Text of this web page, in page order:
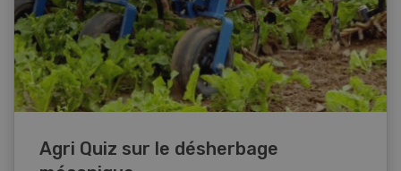
Agri Quiz sur le désherbage